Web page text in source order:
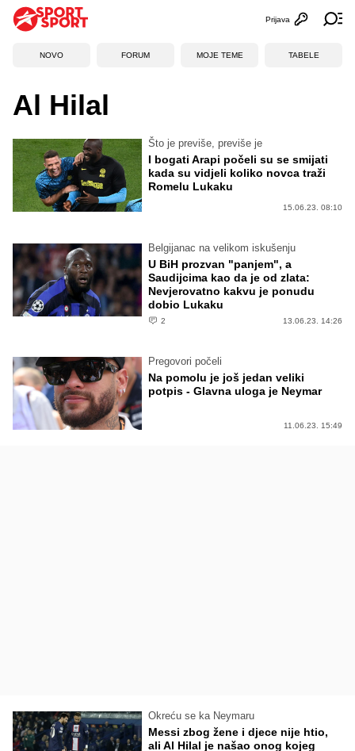
Otvori
Prijava
NOVO FORUM MOJE TEME TABELE
Al Hilal
Što je previše, previše je
I bogati Arapi počeli su se smijati
kada su vidjeli koliko novca traži
Romelu Lukaku
15.06.23. 08:10
Belgijanac na velikom iskušenju
U BiH prozvan "panjem", a
Saudijcima kao da je od zlata:
Nevjerovatno kakvu je ponudu
dobio Lukaku
2 13.06.23. 14:26
Pregovori počeli
Na pomolu je još jedan veliki
potpis - Glavna uloga je Neymar
11.06.23. 15:49
Okreću se ka Neymaru
Messi zbog žene i djece nije htio,
ali Al Hilal je našao onog kojeg